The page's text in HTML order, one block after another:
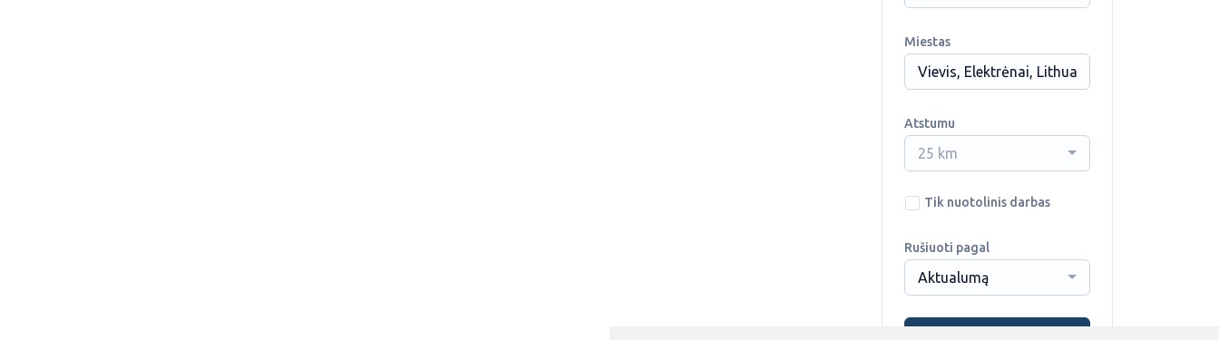
Miestas
Atstumu
25 km
Tik nuotolinis darbas
Rušiuoti pagal
Aktualumą